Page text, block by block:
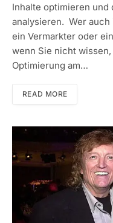
Inhalte optimieren
analysieren. Wer
ein Vermarkter oder
wenn Sie nicht
Optimierung am…
READ MORE